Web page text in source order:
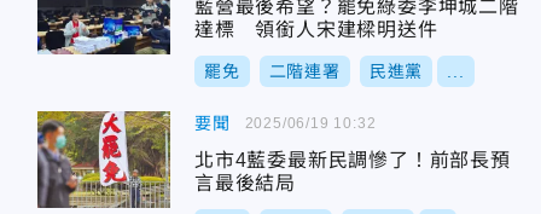
藍營最後希望？罷免綠委李坤城二階
達標 領銜人宋建樑明送件
罷免 二階連署 民進黨
要聞
北市4藍委最新民調慘了！前部長預
言最後結局
2025/06/19 10:32